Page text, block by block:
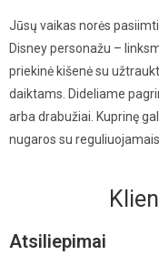
Jūsų vaikas norės
Disney personažu –
priekinė kišenė su
daiktams. Dideliame
arba drabužiai. Kuprinę
nugaros su
Atsiliepimai